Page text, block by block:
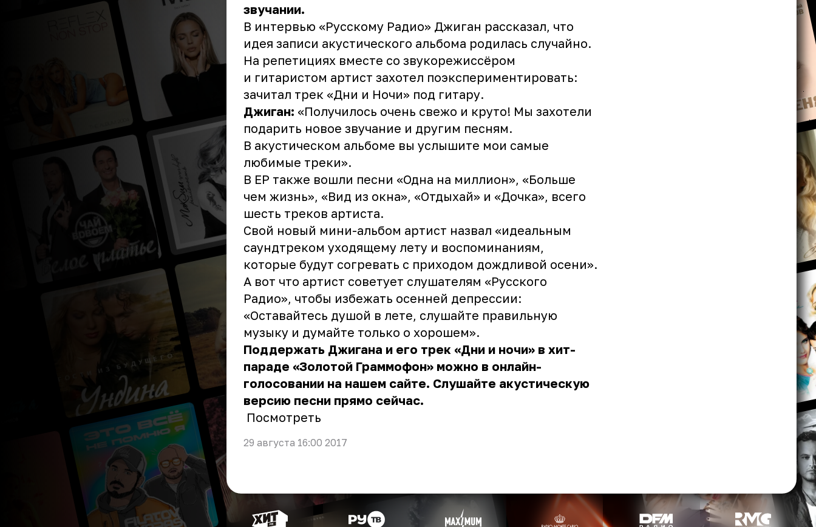
звучании.
В интервью «Русскому Радио» Джиган рассказал, что
идея записи акустического альбома родилась случайно.
На репетициях вместе со звукорежиссёром
и гитаристом артист захотел поэкспериментировать:
зачитал трек «Дни и Ночи» под гитару.
Джиган: «Получилось очень свежо и круто! Мы захотели
подарить новое звучание и другим песням.
В акустическом альбоме вы услышите мои самые
любимые треки».
В EP также вошли песни «Одна на миллион», «Больше
чем жизнь», «Вид из окна», «Отдыхай» и «Дочка», всего
шесть треков артиста.
Свой новый мини-альбом артист назвал «идеальным
саундтреком уходящему лету и воспоминаниям,
которые будут согревать с приходом дождливой осени».
А вот что артист советует слушателям «Русского
Радио», чтобы избежать осенней депрессии:
«Оставайтесь душой в лете, слушайте правильную
музыку и думайте только о хорошем».
Поддержать Джигана и его трек «Дни и ночи» в хит-
параде «Золотой Граммофон» можно в онлайн-
голосовании на нашем сайте. Слушайте акустическую
версию песни прямо сейчас.
Посмотреть
29 августа 16:00 2017